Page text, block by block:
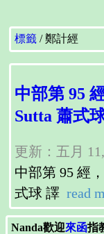
標籤 鄭計經
中部第 95
Sutta 蕭式
更新：五月 11,
中部第 95 經
式球 譯 read
Nanda歡迎來函指